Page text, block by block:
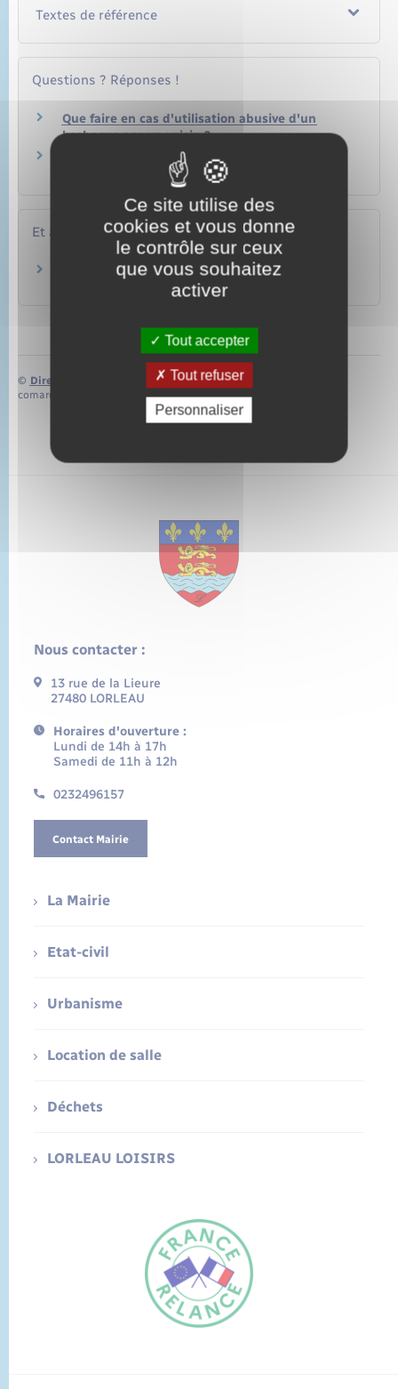
Textes de référence
Questions ? Réponses !
Que faire en cas d'utilisation abusive d'un
barbecue par un voisin ?
Peut-on brûler des déchets verts dans son
jardin (feuilles, branches, …) ?
Et aussi
Conciliateur de justice
© Direction de l’information légale et administrative
comarquage developpé parbaseo.io
Nous contacter :
13 rue de la Lieure
27480 LORLEAU
Horaires d'ouverture :
Lundi de 14h à 17h
Samedi de 11h à 12h
0232496157
Contact Mairie
La Mairie
Etat-civil
Urbanisme
Location de salle
Déchets
LORLEAU LOISIRS
Ce site utilise des
cookies et vous donne
le contrôle sur ceux
que vous souhaitez
activer
Tout accepter
Tout refuser
Personnaliser